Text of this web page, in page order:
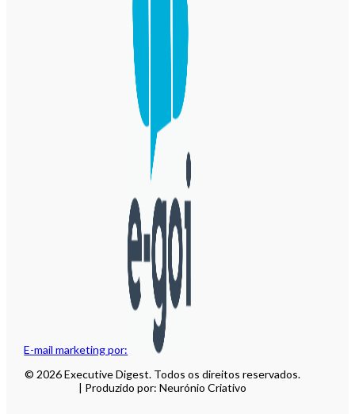
E-mail marketing por:
© 2026 Executive Digest. Todos os direitos reservados.
| Produzido por: Neurónio Criativo